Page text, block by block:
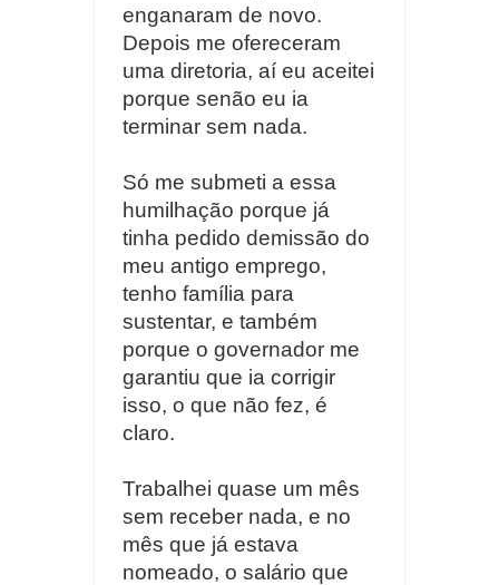
enganaram de novo.
Depois me ofereceram
uma diretoria, aí eu aceitei
porque senão eu ia
terminar sem nada.
Só me submeti a essa
humilhação porque já
tinha pedido demissão do
meu antigo emprego,
tenho família para
sustentar, e também
porque o governador me
garantiu que ia corrigir
isso, o que não fez, é
claro.
Trabalhei quase um mês
sem receber nada, e no
mês que já estava
nomeado, o salário que